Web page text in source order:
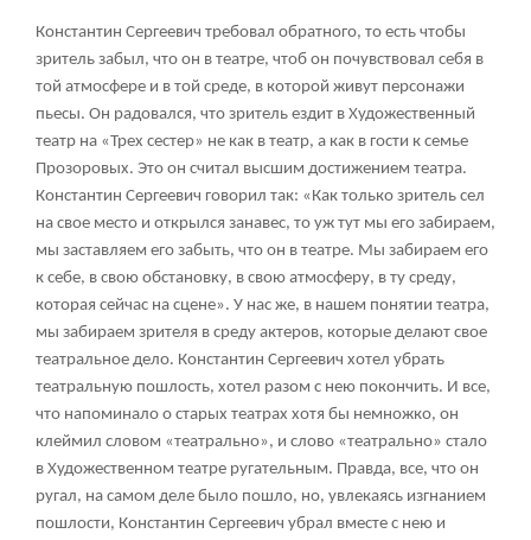
Константин Сергеевич требовал обратного, то есть чтобы
зритель забыл, что он в театре, чтоб он почувствовал себя в
той атмосфере и в той среде, в которой живут персонажи
пьесы. Он радовался, что зритель ездит в Художественный
театр на «Трех сестер» не как в театр, а как в гости к семье
Прозоровых. Это он считал высшим достижением театра.
Константин Сергеевич говорил так: «Как только зритель сел
на свое место и открылся занавес, то уж тут мы его забираем,
мы заставляем его забыть, что он в театре. Мы забираем его
к себе, в свою обстановку, в свою атмосферу, в ту среду,
которая сейчас на сцене». У нас же, в нашем понятии театра,
мы забираем зрителя в среду актеров, которые делают свое
театральное дело. Константин Сергеевич хотел убрать
театральную пошлость, хотел разом с нею покончить. И все,
что напоминало о старых театрах хотя бы немножко, он
клеймил словом «театрально», и слово «театрально» стало
в Художественном театре ругательным. Правда, все, что он
ругал, на самом деле было пошло, но, увлекаясь изгнанием
пошлости, Константин Сергеевич убрал вместе с нею и